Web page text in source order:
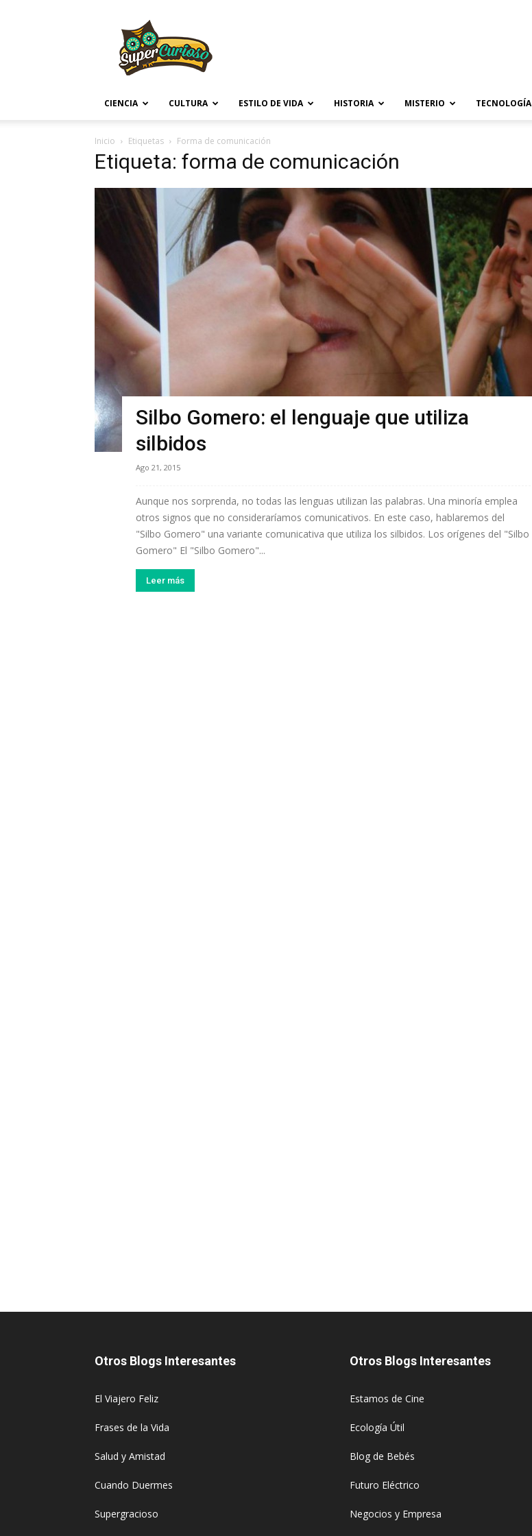
CIENCIA CULTURA ESTILO DE VIDA HISTORIA MISTERIO TECNOLOGÍA
Inicio Etiquetas Forma de comunicación
Etiqueta: forma de comunicación
Silbo Gomero: el lenguaje que utiliza
silbidos
Ago 21, 2015
Aunque nos sorprenda, no todas las lenguas utilizan las palabras. Una minoría emplea
otros signos que no consideraríamos comunicativos. En este caso, hablaremos del
"Silbo Gomero" una variante comunicativa que utiliza los silbidos. Los orígenes del "Silbo
Gomero" El "Silbo Gomero"...
Leer más
Otros Blogs Interesantes
El Viajero Feliz
Frases de la Vida
Salud y Amistad
Cuando Duermes
Supergracioso
Otros Blogs Interesantes
Estamos de Cine
Ecología Útil
Blog de Bebés
Futuro Eléctrico
Negocios y Empresa